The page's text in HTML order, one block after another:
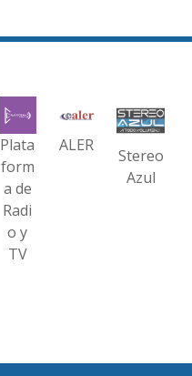
Plata
form
a de
Radi
o y
TV
ALER
Stereo
Azul